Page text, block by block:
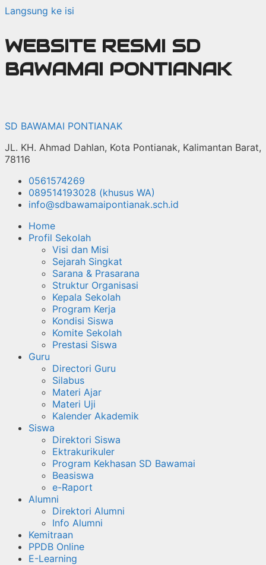
Langsung ke isi
WEBSITE RESMI SD
BAWAMAI PONTIANAK
SD BAWAMAI PONTIANAK
JL. KH. Ahmad Dahlan, Kota Pontianak, Kalimantan Barat,
78116
0561574269
089514193028 (khusus WA)
info@sdbawamaipontianak.sch.id
Home
Profil Sekolah
Visi dan Misi
Sejarah Singkat
Sarana & Prasarana
Struktur Organisasi
Kepala Sekolah
Program Kerja
Kondisi Siswa
Komite Sekolah
Prestasi Siswa
Guru
Directori Guru
Silabus
Materi Ajar
Materi Uji
Kalender Akademik
Siswa
Direktori Siswa
Ektrakurikuler
Program Kekhasan SD Bawamai
Beasiswa
e-Raport
Alumni
Direktori Alumni
Info Alumni
Kemitraan
PPDB Online
E-Learning